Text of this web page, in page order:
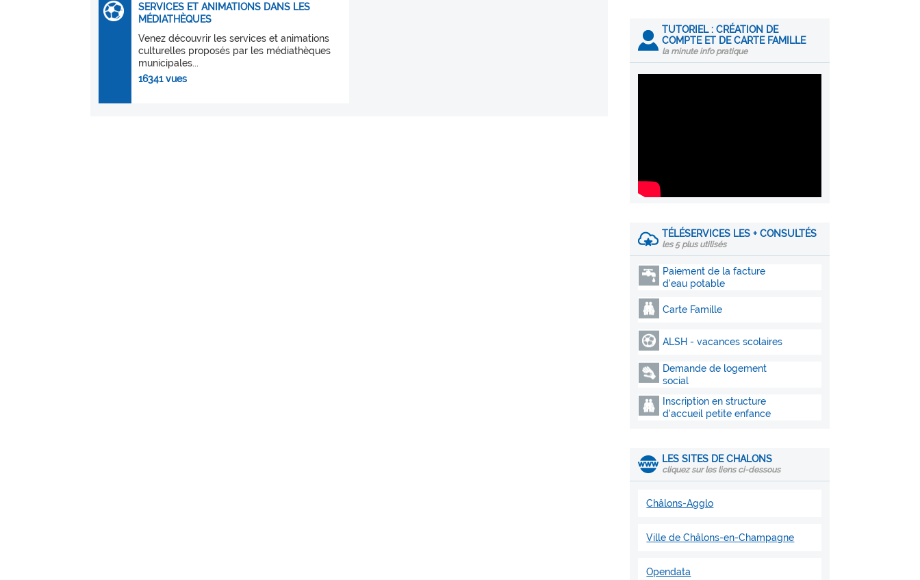
SERVICES ET ANIMATIONS DANS LES
MÉDIATHÈQUES
Venez découvrir les services et animations
culturelles proposés par les médiathèques
municipales...
16341 vues
TUTORIEL : CRÉATION DE
COMPTE ET DE CARTE FAMILLE
la minute info pratique
TÉLÉSERVICES LES + CONSULTÉS
les 5 plus utilisés
Paiement de la facture
d'eau potable
Carte Famille
ALSH - vacances scolaires
Demande de logement
social
Inscription en structure
d'accueil petite enfance
LES SITES DE CHALONS
cliquez sur les liens ci-dessous
Châlons-Agglo
Ville de Châlons-en-Champagne
Opendata